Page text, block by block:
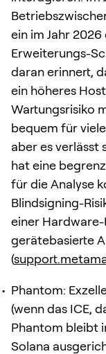
ein im Jahr
Erweiterungs-
daran erinnert,
ein höheres
Wartungsrisiko
bequem für
aber es verlässt
hat eine
für die Analyse
Blindsigning-
einer
gerätebasierte
(
Phantom:
(wenn das ICE,
Phantom bleibt
Solana